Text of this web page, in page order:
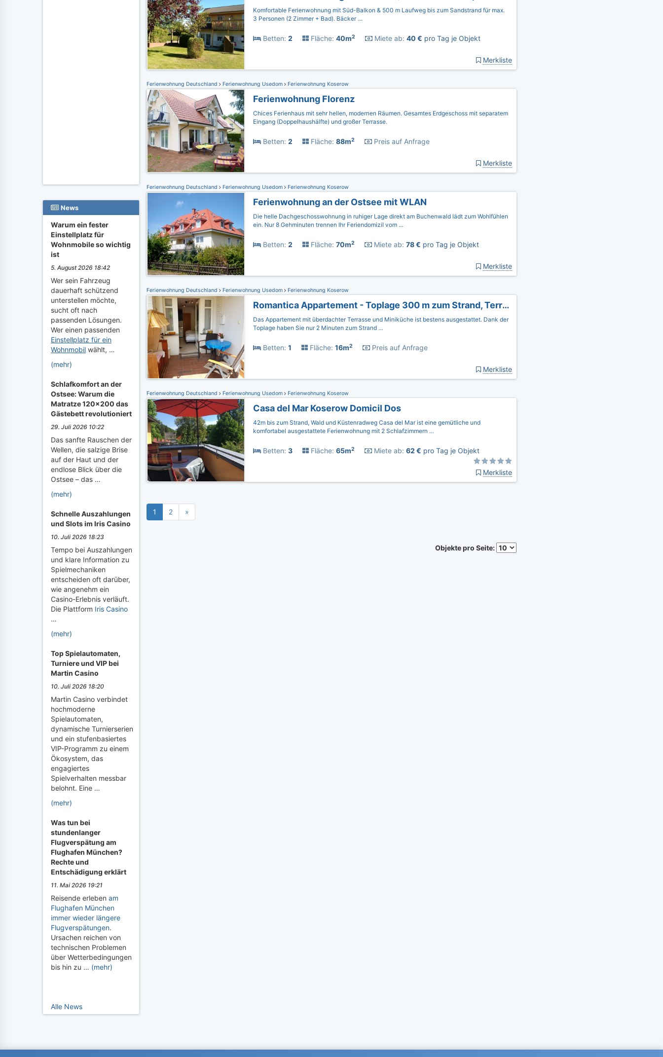
News
Warum ein fester
Einstellplatz für
Wohnmobile so wichtig
ist
5. August 2026 18:42
Wer sein Fahrzeug
dauerhaft schützend
unterstellen möchte,
sucht oft nach
passenden Lösungen.
Wer einen passenden
Einstellplatz für ein
Wohnmobil wählt, …
(mehr)
Schlafkomfort an der
Ostsee: Warum die
Matratze 120x200 das
Gästebett revolutioniert
29. Juli 2026 10:22
Das sanfte Rauschen der
Wellen, die salzige Brise
auf der Haut und der
endlose Blick über die
Ostsee – das …
(mehr)
Schnelle Auszahlungen
und Slots im Iris Casino
10. Juli 2026 18:23
Tempo bei Auszahlungen
und klare Information zu
Spielmechaniken
entscheiden oft darüber,
wie angenehm ein
Casino-Erlebnis verläuft.
Die Plattform Iris Casino
…
(mehr)
Top Spielautomaten,
Turniere und VIP bei
Martin Casino
10. Juli 2026 18:20
Martin Casino verbindet
hochmoderne
Spielautomaten,
dynamische Turnierserien
und ein stufenbasiertes
VIP-Programm zu einem
Ökosystem, das
engagiertes
Spielverhalten messbar
belohnt. Eine …
(mehr)
Was tun bei
stundenlanger
Flugverspätung am
Flughafen München?
Rechte und
Entschädigung erklärt
11. Mai 2026 19:21
Reisende erleben am
Flughafen München
immer wieder längere
Flugverspätungen.
Ursachen reichen von
technischen Problemen
über Wetterbedingungen
bis hin zu … (mehr)
Alle News
Komfortable Ferienwohnung mit Süd-Balkon & 500 m Laufweg bis zum Sandstrand für max.
3 Personen (2 Zimmer + Bad). Bäcker …
Betten: 2 Fläche: 40m2 Miete ab: 40 € pro Tag je Objekt
Merkliste
Ferienwohnung Deutschland Ferienwohnung Usedom Ferienwohnung Koserow
Ferienwohnung Florenz
Chices Ferienhaus mit sehr hellen, modernen Räumen. Gesamtes Erdgeschoss mit separatem
Eingang (Doppelhaushälfte) und großer Terrasse.
Betten: 2 Fläche: 88m2 Preis auf Anfrage
Merkliste
Ferienwohnung Deutschland Ferienwohnung Usedom Ferienwohnung Koserow
Ferienwohnung an der Ostsee mit WLAN
Die helle Dachgeschosswohnung in ruhiger Lage direkt am Buchenwald lädt zum Wohlfühlen
ein. Nur 8 Gehminuten trennen Ihr Feriendomizil vom …
Betten: 2 Fläche: 70m2 Miete ab: 78 € pro Tag je Objekt
Merkliste
Ferienwohnung Deutschland Ferienwohnung Usedom Ferienwohnung Koserow
Romantica Appartement - Toplage 300 m zum Strand, Terrasse
Das Appartement mit überdachter Terrasse und Miniküche ist bestens ausgestattet. Dank der
Toplage haben Sie nur 2 Minuten zum Strand …
Betten: 1 Fläche: 16m2 Preis auf Anfrage
Merkliste
Ferienwohnung Deutschland Ferienwohnung Usedom Ferienwohnung Koserow
Casa del Mar Koserow Domicil Dos
42m bis zum Strand, Wald und Küstenradweg Casa del Mar ist eine gemütliche und
komfortabel ausgestattete Ferienwohnung mit 2 Schlafzimmern …
Betten: 3 Fläche: 65m2 Miete ab: 62 € pro Tag je Objekt
Merkliste
1 2 »
Objekte pro Seite: